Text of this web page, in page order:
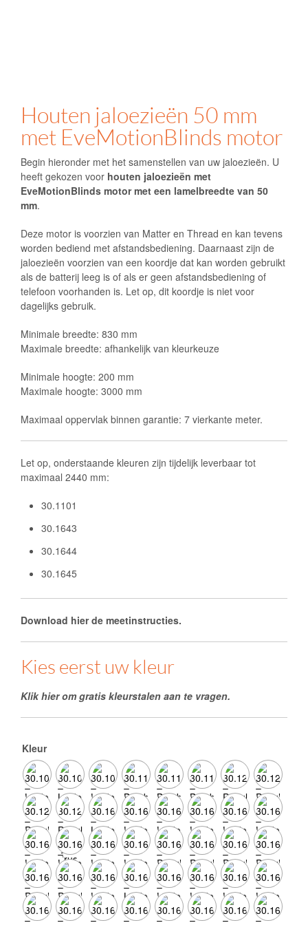
Houten jaloezieën 50 mm
met EveMotionBlinds motor
Begin hieronder met het samenstellen van uw jaloezieën. U
heeft gekozen voor houten jaloezieën met
EveMotionBlinds motor met een lamelbreedte van 50
mm.
Deze motor is voorzien van Matter en Thread en kan tevens
worden bediend met afstandsbediening. Daarnaast zijn de
jaloezieën voorzien van een koordje dat kan worden gebruikt
als de batterij leeg is of als er geen afstandsbediening of
telefoon voorhanden is. Let op, dit koordje is niet voor
dagelijks gebruik.
Minimale breedte: 830 mm
Maximale breedte: afhankelijk van kleurkeuze
Minimale hoogte: 200 mm
Maximale hoogte: 3000 mm
Maximaal oppervlak binnen garantie: 7 vierkante meter.
Let op, onderstaande kleuren zijn tijdelijk leverbaar tot
maximaal 2440 mm:
30.1101
30.1643
30.1644
30.1645
Download hier de meetinstructies.
Kies eerst uw kleur
Klik hier om gratis kleurstalen aan te vragen.
Kleur